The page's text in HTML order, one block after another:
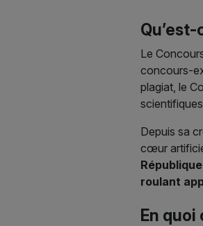
Le
concours-
plagiat, le
Depuis sa
cœur
roulant
En